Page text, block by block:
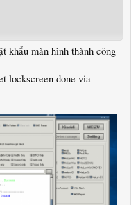
khẩu màn hình thành công
lockscreen done via